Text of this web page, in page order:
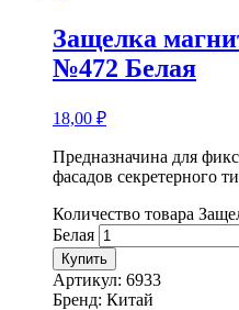
Защелка
№472 Белая
18,00 ₽
Предназначина для
фасадов секретерного
Количество товара
Белая
Купить
Артикул: 6933
Бренд: Китай